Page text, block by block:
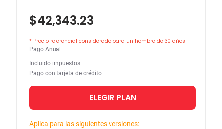
$42,343.23
* Precio referencial considerado para un hombre de 30 años
Pago Anual
Incluido impuestos
Pago con tarjeta de crédito
ELEGIR PLAN
Aplica para las siguientes versiones: